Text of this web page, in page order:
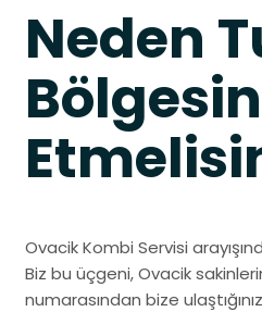
Neden
Ovacik Kombi Servisi
Biz bu üçgeni, Ovacik
numarasından bize